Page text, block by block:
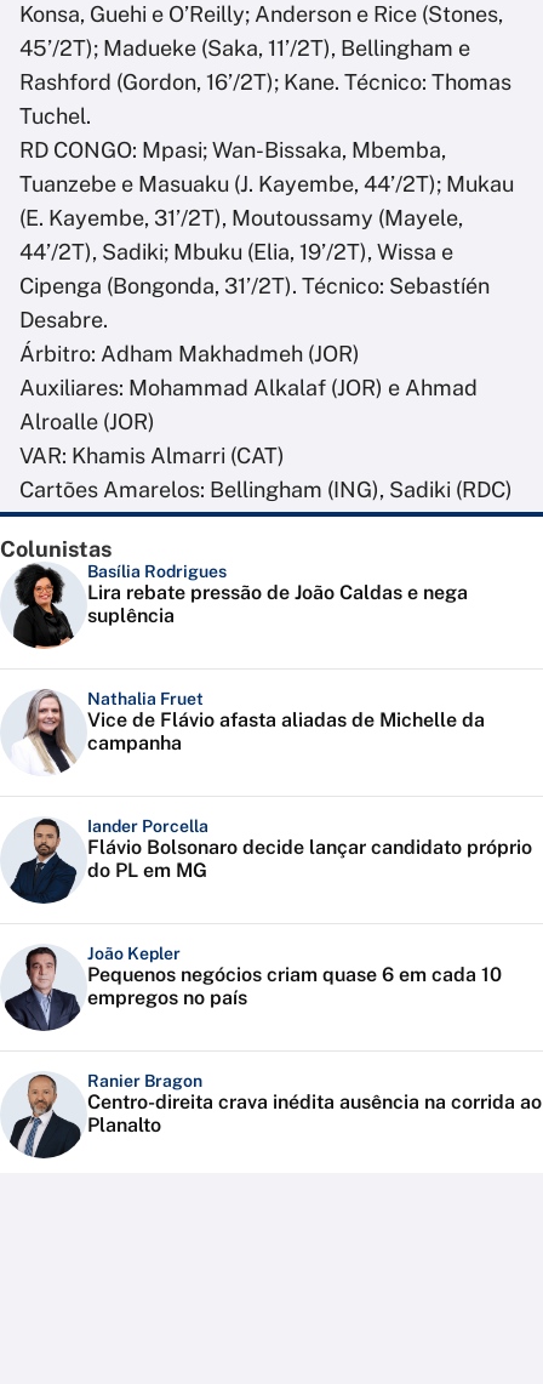
Konsa, Guehi e O’Reilly; Anderson e Rice (Stones,
45’/2T); Madueke (Saka, 11’/2T), Bellingham e
Rashford (Gordon, 16’/2T); Kane. Técnico: Thomas
Tuchel.
RD CONGO: Mpasi; Wan-Bissaka, Mbemba,
Tuanzebe e Masuaku (J. Kayembe, 44’/2T); Mukau
(E. Kayembe, 31’/2T), Moutoussamy (Mayele,
44’/2T), Sadiki; Mbuku (Elia, 19’/2T), Wissa e
Cipenga (Bongonda, 31’/2T). Técnico: Sebastíén
Desabre.
Árbitro: Adham Makhadmeh (JOR)
Auxiliares: Mohammad Alkalaf (JOR) e Ahmad
Alroalle (JOR)
VAR: Khamis Almarri (CAT)
Cartões Amarelos: Bellingham (ING), Sadiki (RDC)
Colunistas
Basília Rodrigues
Lira rebate pressão de João Caldas e nega
suplência
Nathalia Fruet
Vice de Flávio afasta aliadas de Michelle da
campanha
Iander Porcella
Flávio Bolsonaro decide lançar candidato próprio
do PL em MG
João Kepler
Pequenos negócios criam quase 6 em cada 10
empregos no país
Ranier Bragon
Centro-direita crava inédita ausência na corrida ao
Planalto